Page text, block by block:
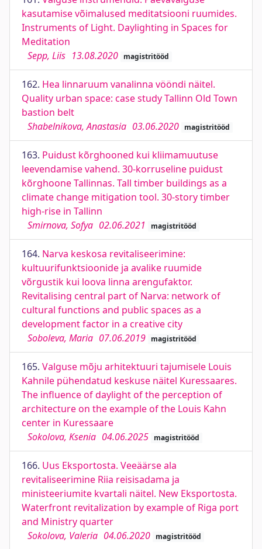
kasutamise võimalused meditatsiooni ruumides.
Instruments of Light. Daylighting in Spaces for
Meditation
Sepp, Liis 13.08.2020 magistritööd
162. Hea linnaruum vanalinna vööndi näitel.
Quality urban space: case study Tallinn Old Town
bastion belt
Shabelnikova, Anastasia 03.06.2020 magistritööd
163. Puidust kõrghooned kui kliimamuutuse
leevendamise vahend. 30-korruseline puidust
kõrghoone Tallinnas. Tall timber buildings as a
climate change mitigation tool. 30-story timber
high-rise in Tallinn
Smirnova, Sofya 02.06.2021 magistritööd
164. Narva keskosa revitaliseerimine:
kultuurifunktsioonide ja avalike ruumide
võrgustik kui loova linna arengufaktor.
Revitalising central part of Narva: network of
cultural functions and public spaces as a
development factor in a creative city
Soboleva, Maria 07.06.2019 magistritööd
165. Valguse mõju arhitektuuri tajumisele Louis
Kahnile pühendatud keskuse näitel Kuressaares.
The influence of daylight of the perception of
architecture on the example of the Louis Kahn
center in Kuressaare
Sokolova, Ksenia 04.06.2025 magistritööd
166. Uus Eksportosta. Veeäärse ala
revitaliseerimine Riia reisisadama ja
ministeeriumite kvartali näitel. New Eksportosta.
Waterfront revitalization by example of Riga port
and Ministry quarter
Sokolova, Valeria 04.06.2020 magistritööd